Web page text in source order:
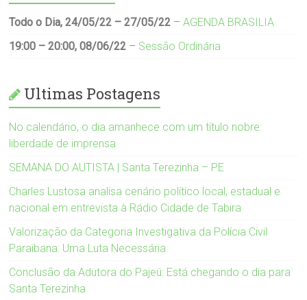
Todo o Dia,24/05/22 – 27/05/22 –AGENDA BRASILIA
19:00 – 20:00,08/06/22 – Sessão Ordinária
Ultimas Postagens
No calendário, o dia amanhece com um título nobre:
liberdade de imprensa
SEMANA DO AUTISTA | Santa Terezinha – PE
Charles Lustosa analisa cenário político local, estadual e
nacional em entrevista à Rádio Cidade de Tabira
Valorização da Categoria Investigativa da Polícia Civil
Paraibana: Uma Luta Necessária
Conclusão da Adutora do Pajeú: Está chegando o dia para
Santa Terezinha